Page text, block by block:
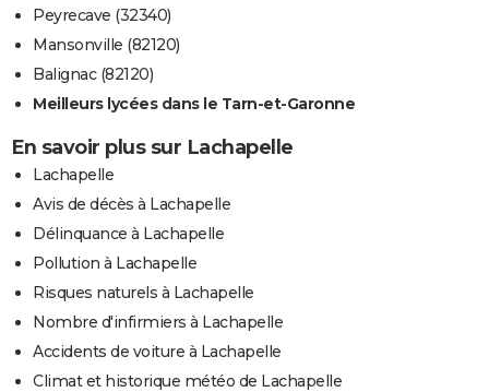
Peyrecave (32340)
Mansonville (82120)
Balignac (82120)
Meilleurs lycées dans le Tarn-et-Garonne
En savoir plus sur Lachapelle
Lachapelle
Avis de décès à Lachapelle
Délinquance à Lachapelle
Pollution à Lachapelle
Risques naturels à Lachapelle
Nombre d'infirmiers à Lachapelle
Accidents de voiture à Lachapelle
Climat et historique météo de Lachapelle